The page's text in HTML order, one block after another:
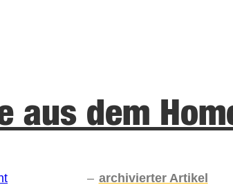
aus dem
– archivierter Artikel